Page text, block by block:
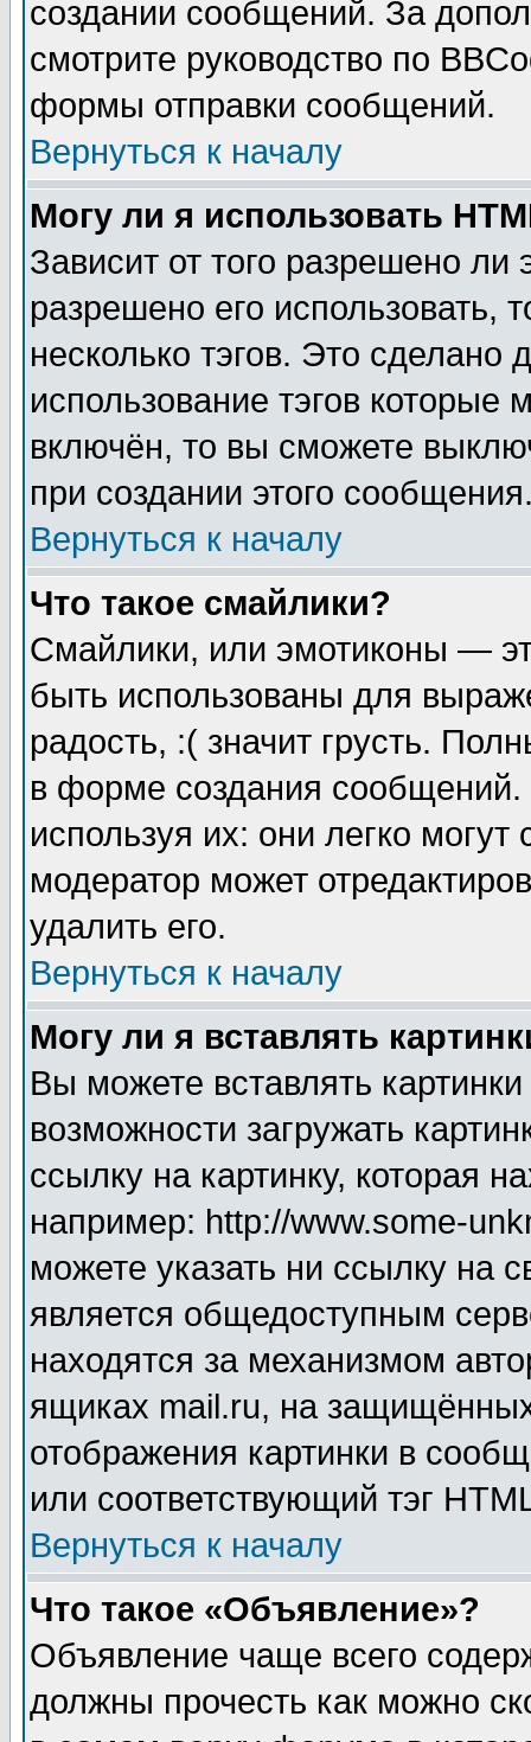
создании сообщений. За
смотрите руководство по
формы отправки сообщений.
Вернуться к началу
Могу ли я использовать
Зависит от того разрешено
разрешено его использовать,
несколько тэгов. Это сделано
использование тэгов
включён, то вы сможете
при создании этого
Вернуться к началу
Что такое смайлики?
Смайлики, или эмотиконы —
быть использованы для
радость, :( значит грусть.
в форме создания сообщений.
используя их: они легко
модератор может
удалить его.
Вернуться к началу
Могу ли я вставлять
Вы можете вставлять
возможности загружать
ссылку на картинку, которая
например: http://www.some-
можете указать ни ссылку на
является общедоступным
находятся за механизмом
ящиках mail.ru, на
отображения картинки в
или соответствующий тэг
Вернуться к началу
Что такое «Объявление»?
Объявление чаще всего
должны прочесть как можно